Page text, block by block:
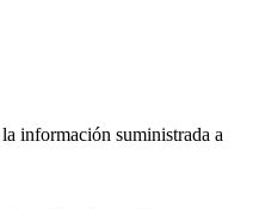
información suministrada a